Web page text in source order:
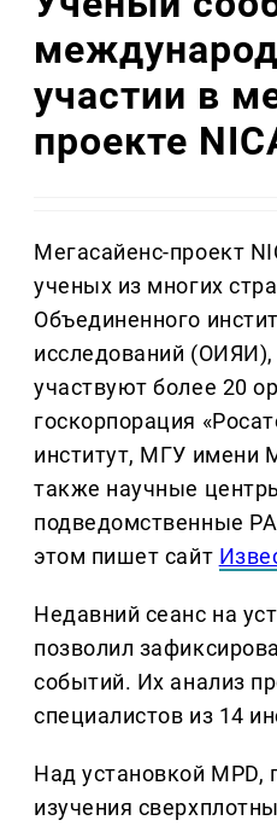
участии в
проекте
Мегасайенс-проект
ученых из многих
Объединенного
исследований (ОИЯИ),
участвуют более 20
госкорпорация
институт, МГУ имени
также научные
подведомственные
этом пишет сайт
Недавний сеанс на
позволил
событий. Их анализ
специалистов из 14
Над установкой MPD,
изучения